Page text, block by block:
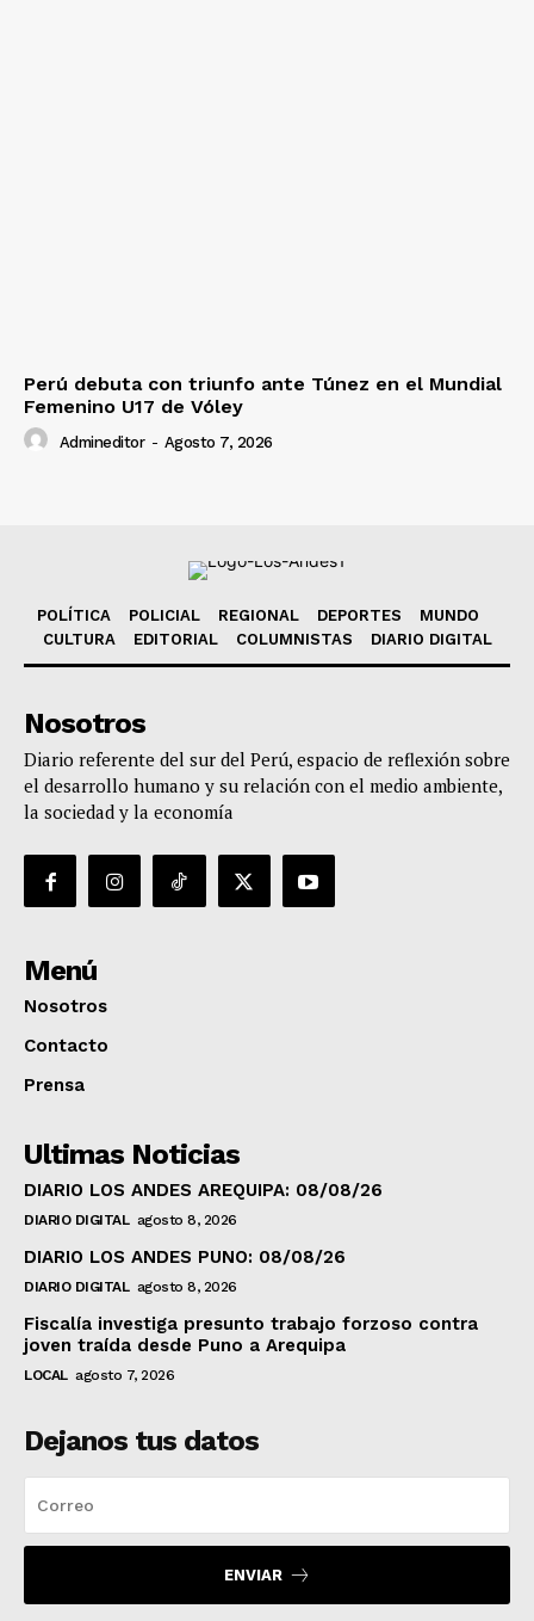
Perú debuta con triunfo ante Túnez en el Mundial
Femenino U17 de Vóley
Admineditor - Agosto 7, 2026
POLÍTICA POLICIAL REGIONAL DEPORTES
MUNDO
CULTURA
EDITORIAL COLUMNISTAS DIARIO DIGITAL
Nosotros
Diario referente del sur del Perú, espacio de reflexión sobre
el desarrollo humano y su relación con el medio ambiente,
la sociedad y la economía
Menú
Nosotros
Contacto
Prensa
Ultimas Noticias
DIARIO LOS ANDES AREQUIPA: 08/08/26
DIARIO DIGITAL agosto 8, 2026
DIARIO LOS ANDES PUNO: 08/08/26
DIARIO DIGITAL agosto 8, 2026
Fiscalía investiga presunto trabajo forzoso contra
joven traída desde Puno a Arequipa
LOCAL agosto 7, 2026
Dejanos tus datos
ENVIAR